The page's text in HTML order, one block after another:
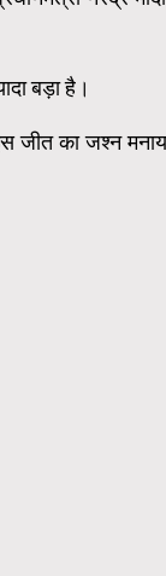
बड़ा है।
जीत का जश्न